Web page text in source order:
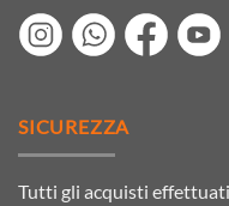
SICUREZZA
Tutti gli acquisti